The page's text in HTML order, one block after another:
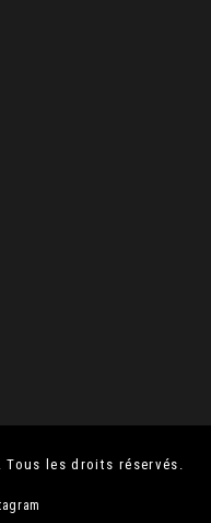
Tous les droits réservés.